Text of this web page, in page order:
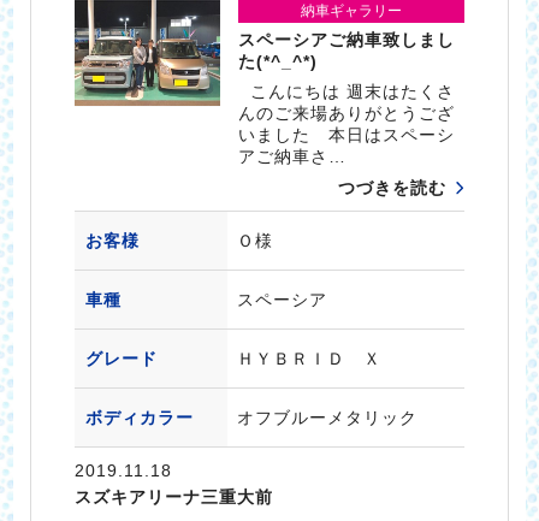
納車ギャラリー
スペーシアご納車致しまし
た(*^_^*)
こんにちは 週末はたくさ
んのご来場ありがとうござ
いました 本日はスペーシ
アご納車さ…
つづきを読む
お客様 Ｏ様
車種 スペーシア
グレード ＨＹＢＲＩＤ Ｘ
ボディカラー オフブルーメタリック
2019.11.18
スズキアリーナ三重大前